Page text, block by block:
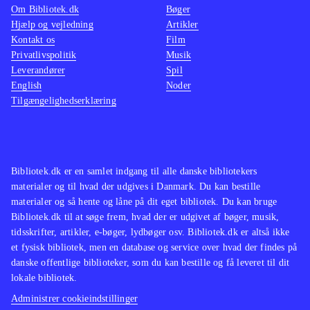
Bibliotek.dk er en samlet indgang til alle danske bibliotekers
materialer og til hvad der udgives i Danmark. Du kan bestille
materialer og så hente og låne på dit eget bibliotek. Du kan bruge
Bibliotek.dk til at søge frem, hvad der er udgivet af bøger, musik,
tidsskrifter, artikler, e-bøger, lydbøger osv. Bibliotek.dk er altså ikke
et fysisk bibliotek, men en database og service over hvad der findes på
danske offentlige biblioteker, som du kan bestille og få leveret til dit
lokale bibliotek.
Administrer cookieindstillinger
Om Bibliotek.dk
Hjælp og vejledning
Kontakt os
Privatlivspolitik
Leverandører
English
Tilgængelighedserklæring
Bøger
Artikler
Film
Musik
Spil
Noder